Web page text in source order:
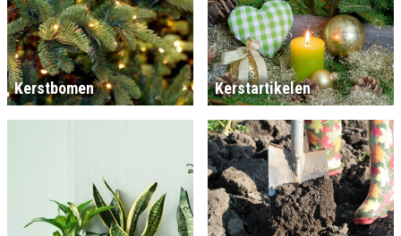
Kerstbomen Kerstartikelen